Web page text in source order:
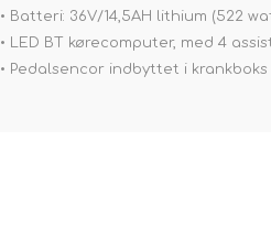
• Batteri: 36V/14,5AH lithium (522
• LED BT kørecomputer, med 4
• Pedalsencor indbyttet i krankboks